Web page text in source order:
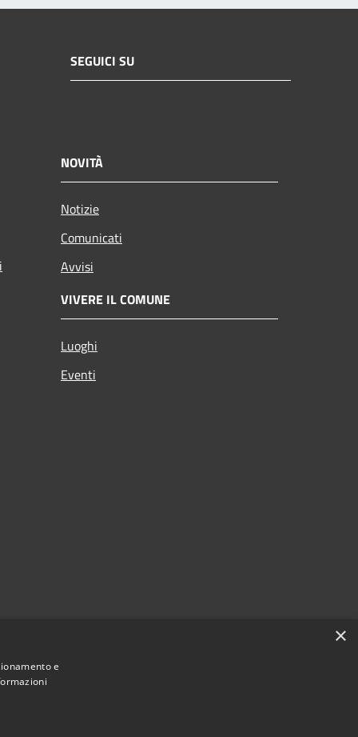
SEGUICI SU
NOVITÀ
Notizie
Comunicati
Avvisi
VIVERE IL COMUNE
Luoghi
Eventi
×
e